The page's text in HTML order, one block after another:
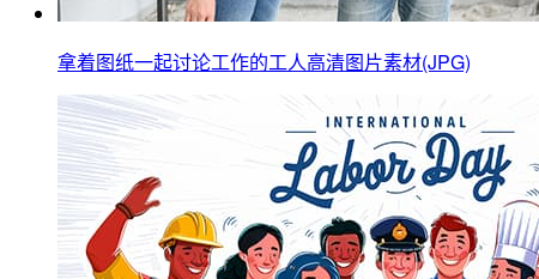
拿着图纸一起讨论工作的工人高清图片素材(JPG)